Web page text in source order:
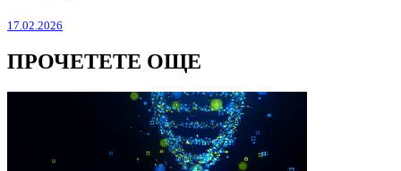
17.02.2026
ПРОЧЕТЕТЕ ОЩЕ